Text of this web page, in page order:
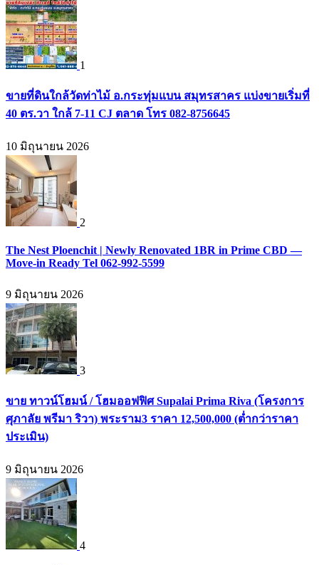
1
ขายที่ดินใกล้วัดท่าไม้ อ.กระทุ่มแบน สมุทรสาคร แบ่งขายเริ่มที่
40 ตร.วา ใกล้ 7-11 CJ ตลาด โทร 082-8756645
10 มิถุนายน 2026
2
The Nest Ploenchit | Newly Renovated 1BR in Prime CBD —
Move-in Ready Tel 062-992-5599
9 มิถุนายน 2026
3
ขาย ทาวน์โฮมน์ / โฮมออฟฟิศ Supalai Prima Riva (โครงการ
ศุภาลัย พรีมา ริวา) พระราม3 ราคา 12,500,000 (ต่ำกว่าราคา
ประเมิน)
9 มิถุนายน 2026
4